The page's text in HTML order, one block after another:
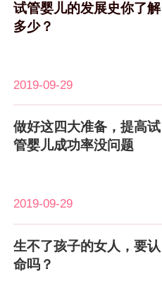
试管婴儿的发展史你了解
多少？
2019-09-29
做好这四大准备，提高试
管婴儿成功率没问题
2019-09-29
生不了孩子的女人，要认
命吗？